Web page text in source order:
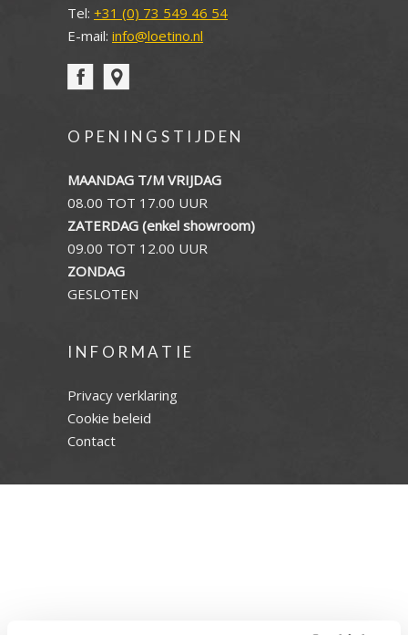
Tel: +31 (0) 73 549 46 54
E-mail: info@loetino.nl
OPENINGSTIJDEN
MAANDAG T/M VRIJDAG
08.00 TOT 17.00 UUR
ZATERDAG (enkel showroom)
09.00 TOT 12.00 UUR
ZONDAG
GESLOTEN
INFORMATIE
Privacy verklaring
Cookie beleid
Contact